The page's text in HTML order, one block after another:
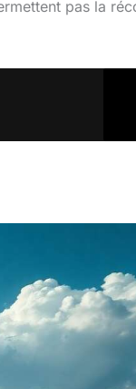
pas la